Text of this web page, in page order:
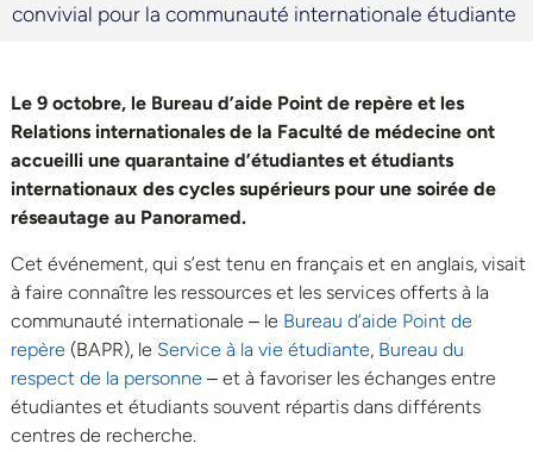
convivial pour la communauté internationale étudiante
Le 9 octobre, le Bureau d’aide Point de repère et les
Relations internationales de la Faculté de médecine ont
accueilli une quarantaine d’étudiantes et étudiants
internationaux des cycles supérieurs pour une soirée de
réseautage au Panoramed.
Cet événement, qui s’est tenu en français et en anglais, visait
à faire connaître les ressources et les services offerts à la
communauté internationale ‒ le Bureau d’aide Point de
repère (BAPR), le Service à la vie étudiante, Bureau du
respect de la personne ‒ et à favoriser les échanges entre
étudiantes et étudiants souvent répartis dans différents
centres de recherche.